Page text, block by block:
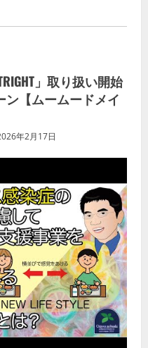
」取り扱い開始
ン【ムームードメイ
年2月17日